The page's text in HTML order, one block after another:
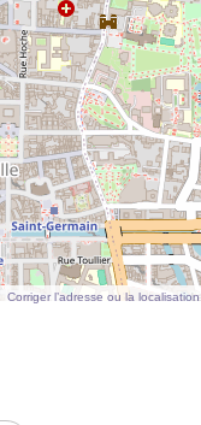
Corriger l’adresse ou la localisation